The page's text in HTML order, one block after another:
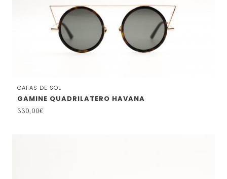
GAFAS DE SOL
GAMINE QUADRILATERO HAVANA
330,00€